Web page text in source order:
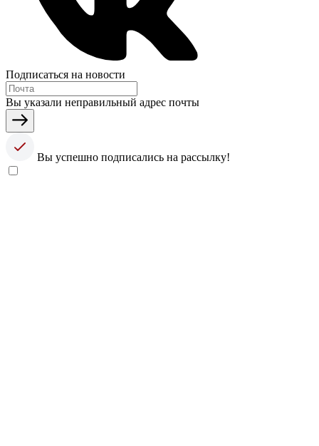
Подписаться на новости
Вы указали неправильный адрес почты
Вы успешно подписались на рассылку!